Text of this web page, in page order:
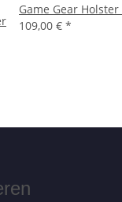
Game Gear
109,00 € *